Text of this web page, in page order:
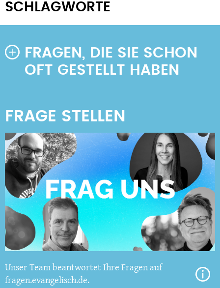
SCHLAGWORTE
FRAGEN, DIE SIE SCHON
OFT GESTELLT HABEN
Unser Team beantwortet Ihre Fragen auf
fragen.evangelisch.de.